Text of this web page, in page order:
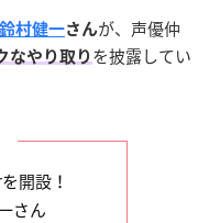
鈴村健一さんが、声優仲
なやり取り を披露してい
開設！
さん